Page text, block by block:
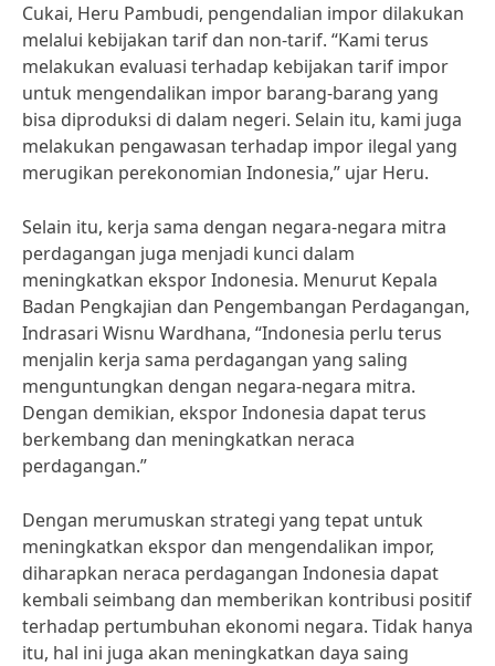
Cukai, Heru Pambudi, pengendalian impor dilakukan
melalui kebijakan tarif dan non-tarif. “Kami terus
melakukan evaluasi terhadap kebijakan tarif impor
untuk mengendalikan impor barang-barang yang
bisa diproduksi di dalam negeri. Selain itu, kami juga
melakukan pengawasan terhadap impor ilegal yang
merugikan perekonomian Indonesia,” ujar Heru.
Selain itu, kerja sama dengan negara-negara mitra
perdagangan juga menjadi kunci dalam
meningkatkan ekspor Indonesia. Menurut Kepala
Badan Pengkajian dan Pengembangan Perdagangan,
Indrasari Wisnu Wardhana, “Indonesia perlu terus
menjalin kerja sama perdagangan yang saling
menguntungkan dengan negara-negara mitra.
Dengan demikian, ekspor Indonesia dapat terus
berkembang dan meningkatkan neraca
perdagangan.”
Dengan merumuskan strategi yang tepat untuk
meningkatkan ekspor dan mengendalikan impor,
diharapkan neraca perdagangan Indonesia dapat
kembali seimbang dan memberikan kontribusi positif
terhadap pertumbuhan ekonomi negara. Tidak hanya
itu, hal ini juga akan meningkatkan daya saing